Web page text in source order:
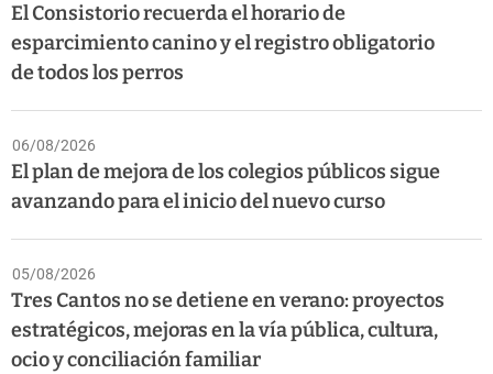
El Consistorio recuerda el horario de
esparcimiento canino y el registro obligatorio
de todos los perros
06/08/2026
El plan de mejora de los colegios públicos sigue
avanzando para el inicio del nuevo curso
05/08/2026
Tres Cantos no se detiene en verano: proyectos
estratégicos, mejoras en la vía pública, cultura,
ocio y conciliación familiar